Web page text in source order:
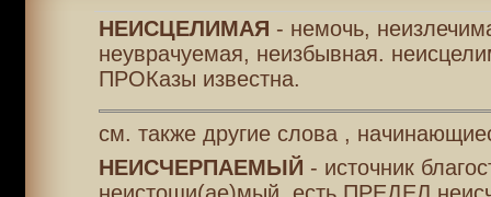
НЕИСЦЕЛИМАЯ - немочь,
неуврачуемая, неизбывная.
ПРОКазы известна.
см. также другие слова ,
НЕИСЧЕРПАЕМЫЙ - источник